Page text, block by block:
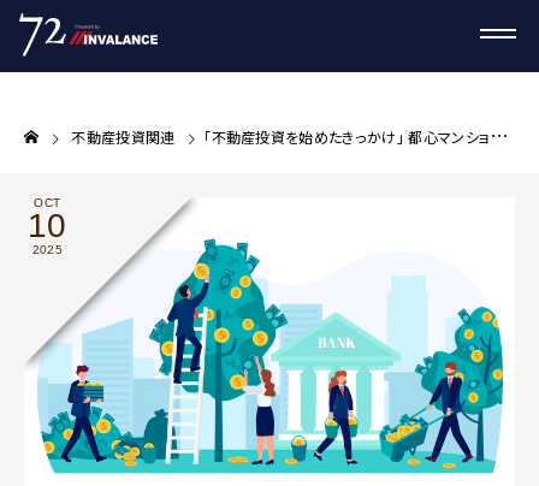
不動産投資関連 ｢不動産投資を始めたきっかけ｣ 都心マンション購入から学んだ利回りと分散投資の本質
OCT
10
2025